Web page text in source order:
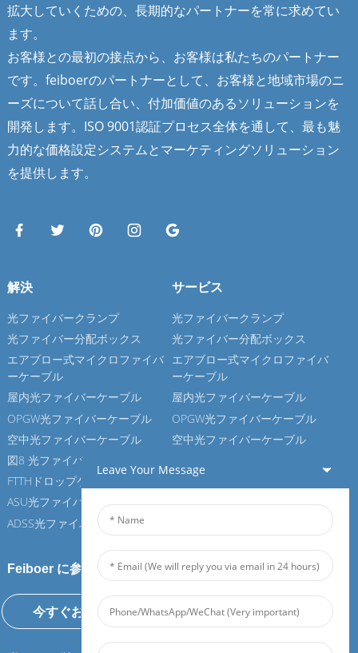
拡大していくための、長期的なパートナーを常に求めてい
ます。
お客様との最初の接点から、お客様は私たちのパートナー
です。feiboerのパートナーとして、お客様と地域市場のニ
ーズについて話し合い、付加価値のあるソリューションを
開発します。ISO 9001認証プロセス全体を通して、最も魅
力的な価格設定システムとマーケティングソリューション
を提供します。
解決
光ファイバークランプ
光ファイバー分配ボックス
エアブロー式マイクロファイバ
ーケーブル
屋内光ファイバーケーブル
OPGW光ファイバーケーブル
空中光ファイバーケーブル
図8 光ファイバーケーブル
FTTHドロップケーブル
ASU光ファイバーケーブル
ADSS光ファイバーケーブル
サービス
光ファイバークランプ
光ファイバー分配ボックス
エアブロー式マイクロファイバ
ーケーブル
屋内光ファイバーケーブル
OPGW光ファイバーケーブル
空中光ファイバーケーブル
FTTHドロップケーブル
ASU光ファイバーケーブル
Feiboer に参加しましょう
今すぐお問い合わせください
Leave Your Message